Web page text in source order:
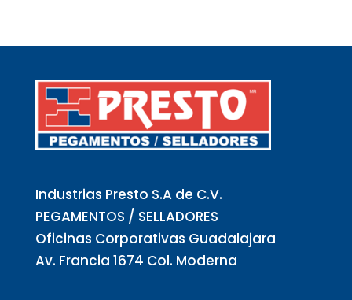
Industrias Presto S.A de C.V.
PEGAMENTOS / SELLADORES
Oficinas Corporativas Guadalajara
Av. Francia 1674 Col. Moderna